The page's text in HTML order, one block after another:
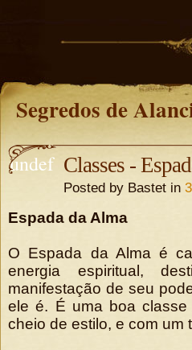
Segredos de
undef
undefine
Classes -
Posted by Bastet in
Espada da Alma
O Espada da Alma é
energia espiritual,
manifestação de seu
ele é. É uma boa classe
cheio de estilo, e com um